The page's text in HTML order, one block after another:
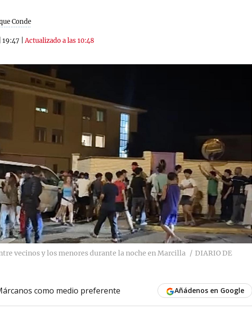
Conde
19:47 |Actualizado a las 10:48
vecinos y los menores durante la noche en Marcilla
DIARIO DE
como medio preferente Añádenos en Google